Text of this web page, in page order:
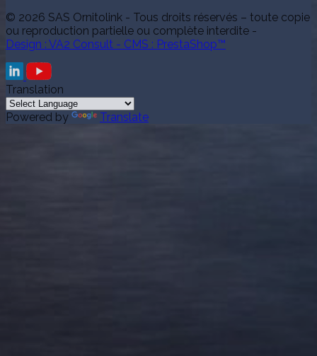
© 2026 SAS Ornitolink - Tous droits réservés – toute copie
ou reproduction partielle ou complète interdite -
Design : VA2 Consult - CMS : PrestaShop™
Translation
Powered by Translate